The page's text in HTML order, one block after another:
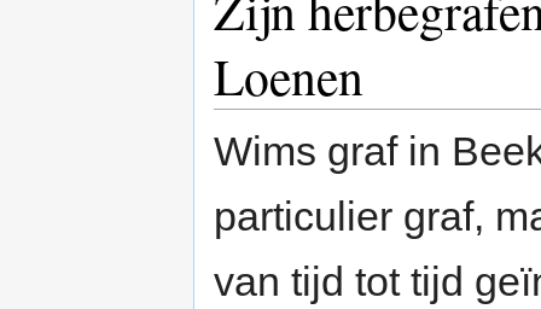
Loenen
Wims graf in
particulier graf,
van tijd tot tijd